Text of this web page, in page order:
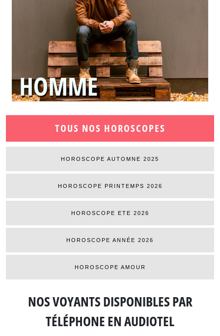
TOUS NOS HOROSCOPES
HOROSCOPE AUTOMNE 2025
HOROSCOPE PRINTEMPS 2026
HOROSCOPE ETE 2026
HOROSCOPE ANNÉE 2026
HOROSCOPE AMOUR
NOS VOYANTS DISPONIBLESPAR
TÉLÉPHONE EN AUDIOTEL